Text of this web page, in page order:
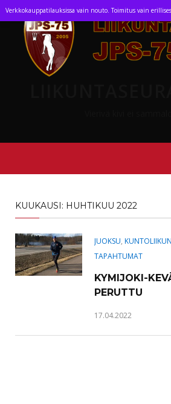
to
content
KUUKAUSI: HUHTIKUU 2022
JUOKSU,
TAPAHTUMAT
KYMIJOKI-
PERUTTU
17.04.2022
Verkkokauppatilauksissa vain nouto. Toimitus vain